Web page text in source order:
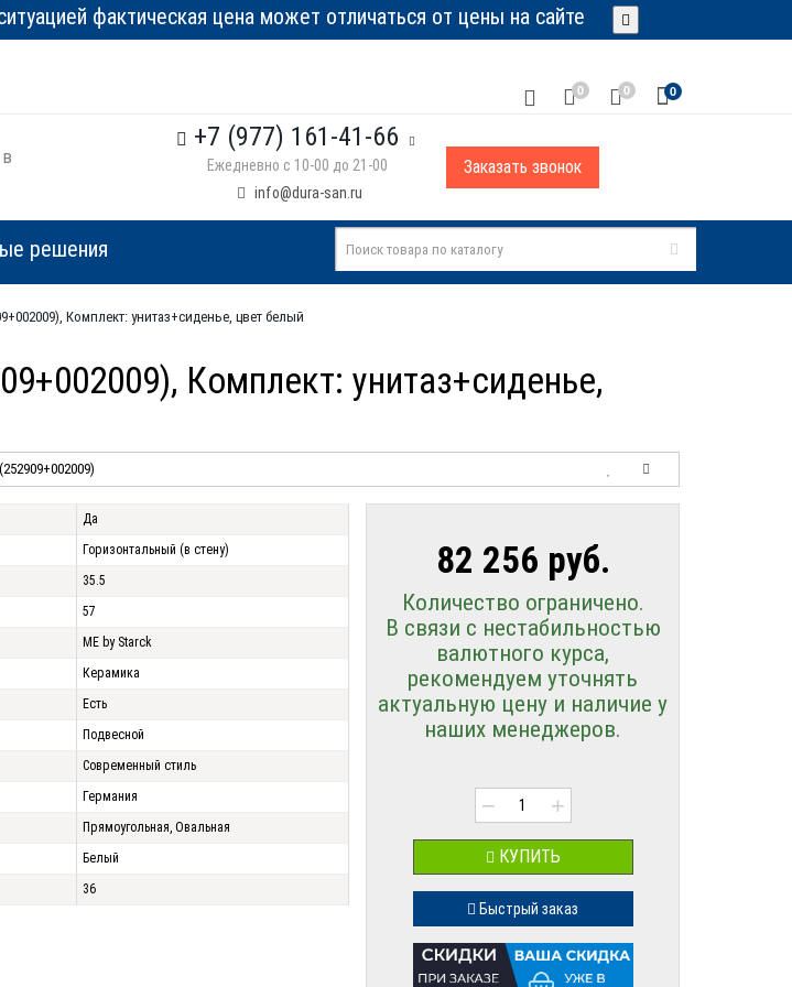
фактическая цена может отличаться от цены на сайте
0 0 0
+7 (977) 161-41-66
Ежедневно с 10-00 до 21-00
info@dura-san.ru
Заказать звонок
решения
Комплект: унитаз+сиденье, цвет белый
Комплект: унитаз+сиденье,
Да
Горизонтальный (в стену)
35.5
57
ME by Starck
Керамика
Есть
Подвесной
Современный стиль
Германия
Прямоугольная, Овальная
Белый
36
82 256 руб.
Количество ограничено.
В связи с нестабильностью
валютного курса,
рекомендуем уточнять
актуальную цену и наличие у
наших менеджеров.
− +
КУПИТЬ
Быстрый заказ